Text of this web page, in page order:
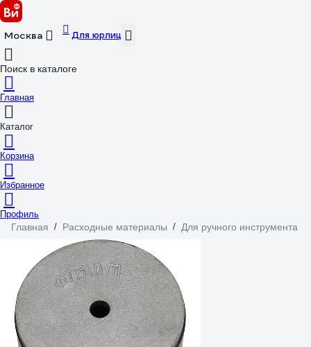
Москва Для юрлиц
Поиск в каталоге
Главная
Каталог
Корзина
Избранное
Профиль
Главная / Расходные материалы / Для ручного инструмента